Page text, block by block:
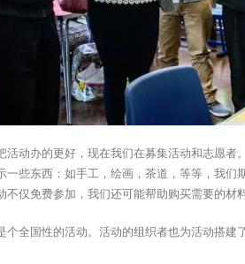
活动办的更好，现在我们在募集活动和志愿
一些东西：如手工，绘画，茶道，等等，我
不仅免费参加，我们还可能帮助购买需要的材
个全国性的活动。活动的组织者也为活动搭建